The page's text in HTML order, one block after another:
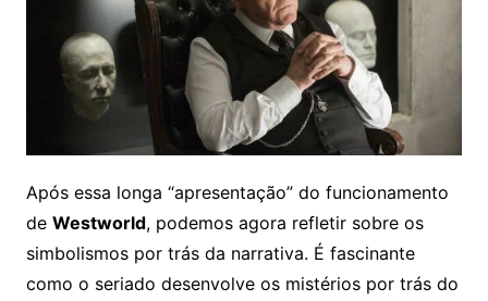
Após essa longa “apresentação” do funcionamento
de Westworld, podemos agora refletir sobre os
simbolismos por trás da narrativa. É fascinante
como o seriado desenvolve os mistérios por trás do